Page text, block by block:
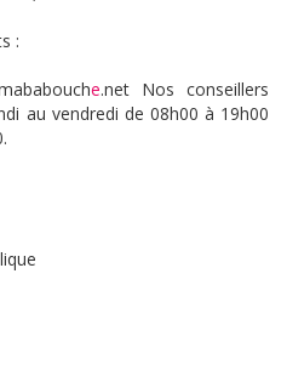
:
e.net Nos conseillers
au vendredi de 08h00 à 19h00